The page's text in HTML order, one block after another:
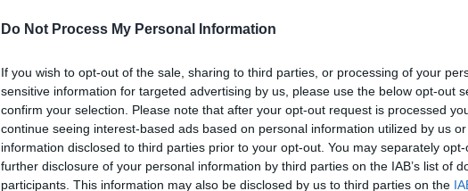
Do Not Process My Personal Information
If you wish to opt-out of the sale, sharing to third parties, or processing of your
sensitive information for targeted advertising by us, please use the below opt-out
confirm your selection. Please note that after your opt-out request is processed
continue seeing interest-based ads based on personal information utilized by us
information disclosed to third parties prior to your opt-out. You may separately
further disclosure of your personal information by third parties on the IAB’s list of
participants. This information may also be disclosed by us to third parties on the
Τι προβλέπει η νέα απόφαση που
Κυβερνήσεως την Κυριακή